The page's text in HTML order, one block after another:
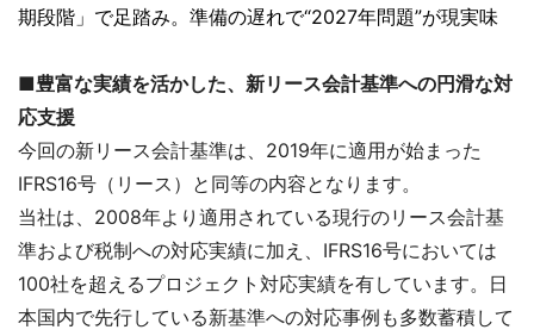
期段階」で足踏み。準備の遅れで“2027年問題”が現実味
■豊富な実績を活かした、新リース会計基準への円滑な対
応支援
今回の新リース会計基準は、2019年に適用が始まった
IFRS16号（リース）と同等の内容となります。
当社は、2008年より適用されている現行のリース会計基
準および税制への対応実績に加え、IFRS16号においては
100社を超えるプロジェクト対応実績を有しています。日
本国内で先行している新基準への対応事例も多数蓄積して